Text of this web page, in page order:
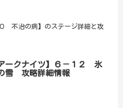
不治の病】のステージ詳細と攻
ークナイツ】６－１２ 氷
雪 攻略詳細情報